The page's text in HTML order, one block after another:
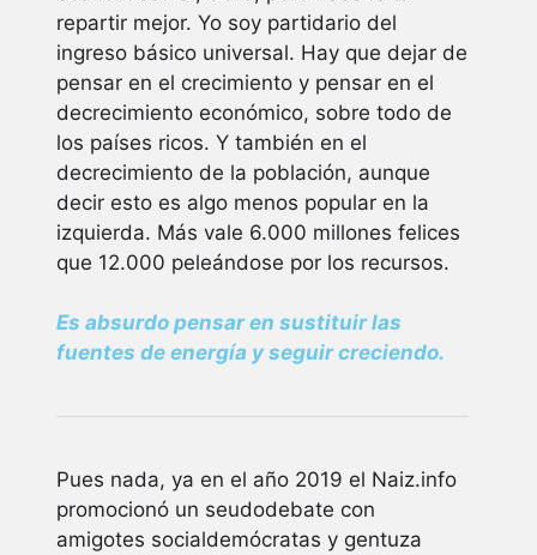
repartir mejor. Yo soy partidario del
ingreso básico universal. Hay que dejar de
pensar en el crecimiento y pensar en el
decrecimiento económico, sobre todo de
los países ricos. Y también en el
decrecimiento de la población, aunque
decir esto es algo menos popular en la
izquierda. Más vale 6.000 millones felices
que 12.000 peleándose por los recursos.
Es absurdo pensar en sustituir las
fuentes de energía y seguir creciendo.
Pues nada, ya en el año 2019 el Naiz.info
promocionó un seudodebate con
amigotes socialdemócratas y gentuza